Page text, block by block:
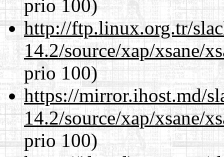
prio 100)
http://ftp.linux.org.tr/
14.2/source/xap/xsane/
prio 100)
https://mirror.ihost.md/
14.2/source/xap/xsane/
prio 100)